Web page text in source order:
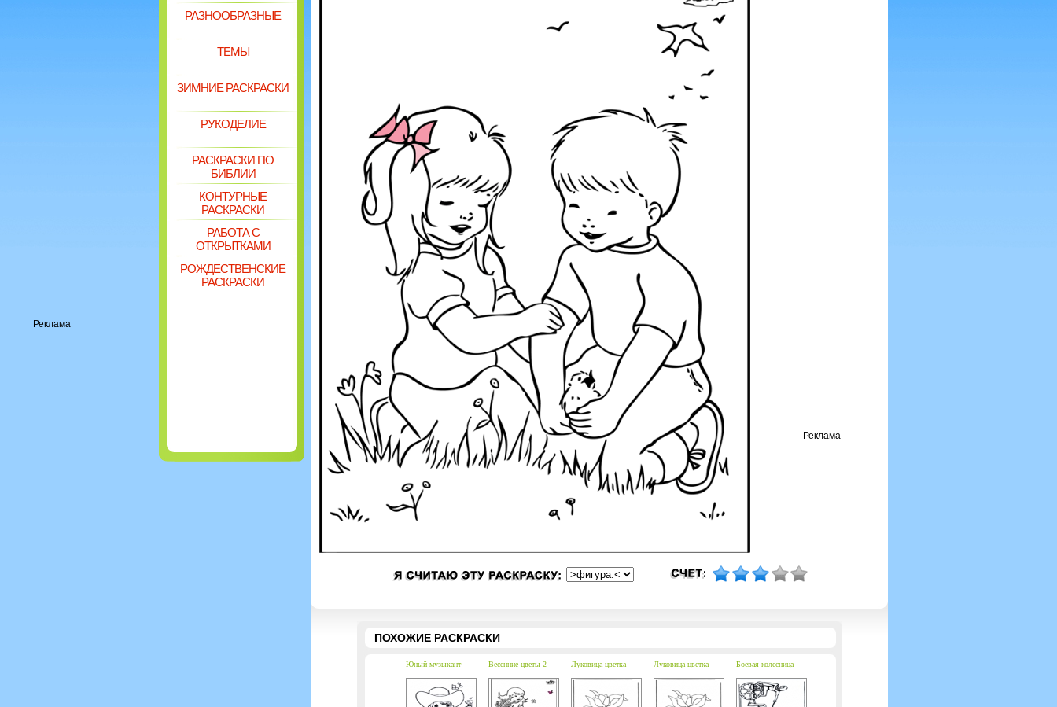
Реклама
РАЗНООБРАЗНЫЕ
ТЕМЫ
ЗИМНИЕ РАСКРАСКИ
РУКОДЕЛИЕ
РАСКРАСКИ ПО
БИБЛИИ
КОНТУРНЫЕ
РАСКРАСКИ
РАБОТА С
ОТКРЫТКАМИ
РОЖДЕСТВЕНСКИЕ
РАСКРАСКИ
Реклама
ПОХОЖИЕ РАСКРАСКИ
Юный музыкант Весенние цветы 2 Луковица цветка Луковица цветка Боевая колесница